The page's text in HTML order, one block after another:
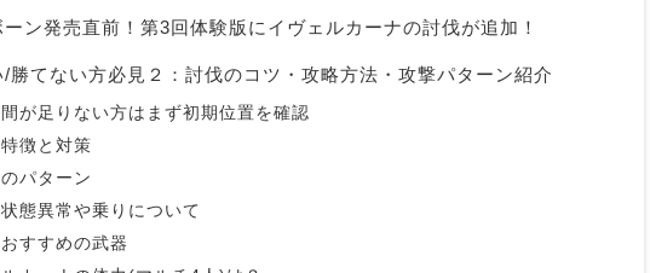
ーン発売直前！第3回体験版にイヴェルカーナの討伐が追加！
勝てない方必見２：討伐のコツ・攻略方法・攻撃パターン紹介
が足りない方はまず初期位置を確認
徴と対策
パターン
態異常や乗りについて
すすめの武器